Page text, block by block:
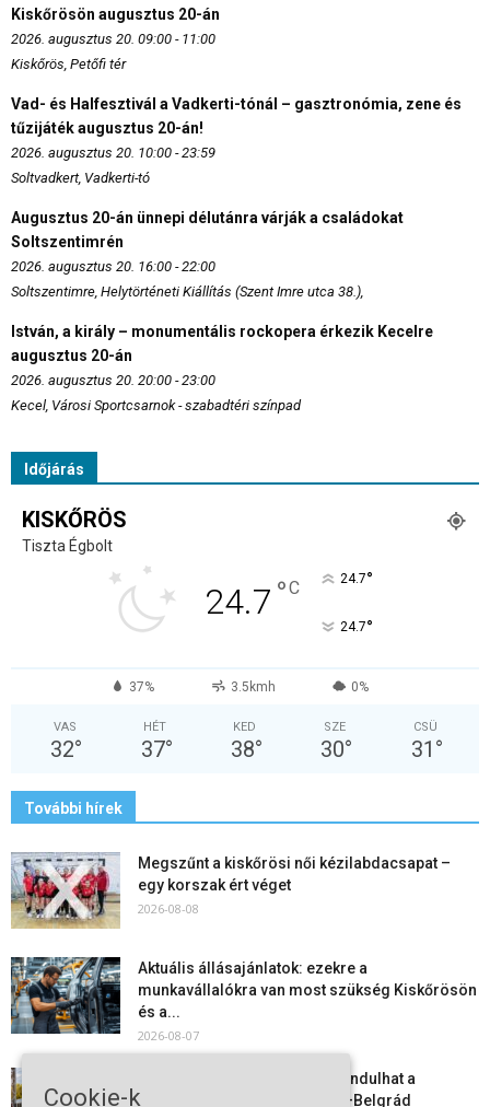
Kiskőrösön augusztus 20-án
2026. augusztus 20. 09:00 - 11:00
Kiskőrös, Petőfi tér
Vad- és Halfesztivál a Vadkerti-tónál – gasztronómia, zene és
tűzijáték augusztus 20-án!
2026. augusztus 20. 10:00 - 23:59
Soltvadkert, Vadkerti-tó
Augusztus 20-án ünnepi délutánra várják a családokat
Soltszentimrén
2026. augusztus 20. 16:00 - 22:00
Soltszentimre, Helytörténeti Kiállítás (Szent Imre utca 38.),
István, a király – monumentális rockopera érkezik Kecelre
augusztus 20-án
2026. augusztus 20. 20:00 - 23:00
Kecel, Városi Sportcsarnok - szabadtéri színpad
Időjárás
KISKŐRÖS
Tiszta Égbolt
24.7 °C 24.7°
24.7°
37% 3.5kmh 0%
VAS
32°
HÉT
37°
KED
38°
SZE
30°
CSÜ
31 °
További hírek
Megszűnt a kiskőrösi női kézilabdacsapat –
egy korszak ért véget
2026-08-08
Aktuális állásajánlatok: ezekre a
munkavállalókra van most szükség Kiskőrösön
és a...
2026-08-07
Vitézy Dávid: már ősszel újraindulhat a
személyszállítás a Budapest–Belgrád
Cookie-k